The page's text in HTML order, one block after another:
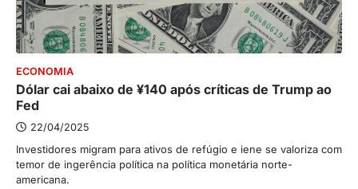
ECONOMIA
Dólar cai abaixo de ¥140 após críticas de Trump ao
Fed
22/04/2025
Investidores migram para ativos de refúgio e iene se valoriza com
temor de ingerência política na política monetária norte-
americana.